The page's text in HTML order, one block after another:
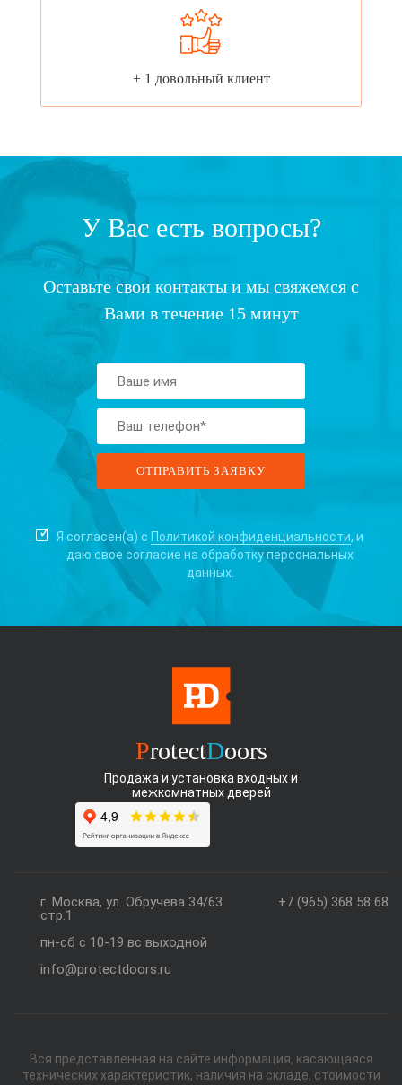
+ 1 довольный клиент
У Вас есть вопросы?
Оставьте свои контакты и мы свяжемся с
Вами в течение 15 минут
Я согласен(а) с Политикой конфиденциальности, и
даю свое согласие на обработку персональных
данных.
ProtectDoors
Продажа и установка входных и
межкомнатных дверей
+7 (965) 368 58 68
г. Москва, ул. Обручева 34/63
стр.1
пн-сб с 10-19 вс выходной
info@protectdoors.ru
Вся представленная на сайте информация, касающаяся
технических характеристик, наличия на складе, стоимости